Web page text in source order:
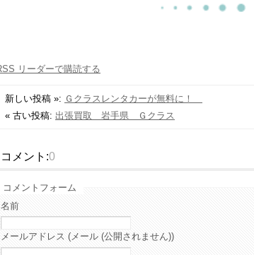
新しい投稿 »: Ｇクラスレンタカーが無料に！
« 古い投稿: 出張買取 岩手県 Ｇクラス
コメント:0
コメントフォーム
名前
メールアドレス (メール (公開されません))